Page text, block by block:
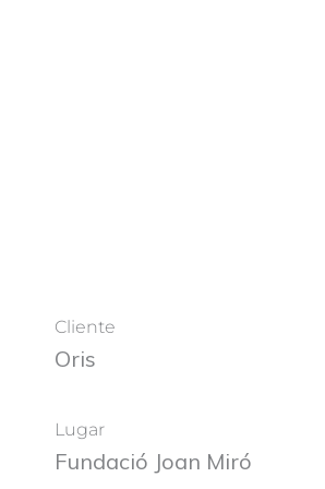
Cliente
Oris
Lugar
Fundació Joan Miró